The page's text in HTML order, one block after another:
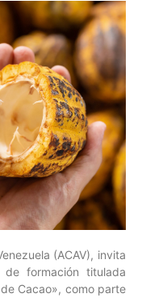
(ACAV), invita
formación titulada
Cacao», como parte